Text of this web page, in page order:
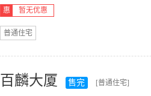
惠
暂无优惠
普通住宅
百麟大厦 售完 [普通住宅]